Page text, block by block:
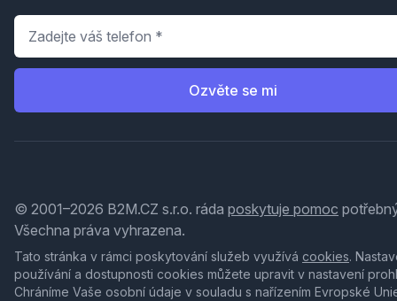
Telefon
Ozvěte se mi
© 2001–2026 B2M.CZ s.r.o. ráda poskytuje pomoc
Všechna práva vyhrazena.
Tato stránka v rámci poskytování služeb využívá cookies.
používání a dostupnosti cookies můžete upravit v nastavení
Chráníme Vaše osobní údaje v souladu s nařízením Evropské